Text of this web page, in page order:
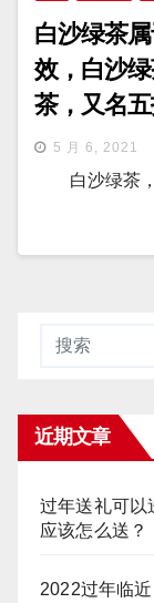
白沙绿茶
效，白沙
茶，又名
5 月 6, 2021
白沙绿茶，
近期文章
过年送礼可以
应该怎么送？
2022过年临